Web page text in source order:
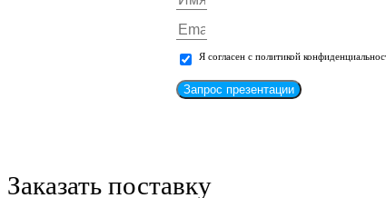
Я согласен с политикой
Запрос презентации
Заказать поставку